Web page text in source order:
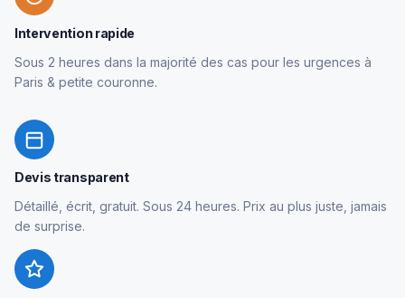
Intervention rapide
Sous 2 heures dans la majorité des cas pour les urgences à
Paris & petite couronne.
Devis transparent
Détaillé, écrit, gratuit. Sous 24 heures. Prix au plus juste, jamais
de surprise.